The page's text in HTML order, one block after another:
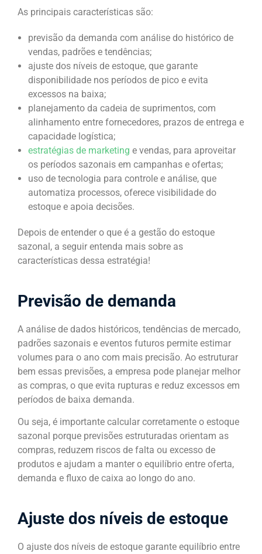
As principais características são:
previsão da demanda com análise do histórico de
vendas, padrões e tendências;
ajuste dos níveis de estoque, que garante
disponibilidade nos períodos de pico e evita
excessos na baixa;
planejamento da cadeia de suprimentos, com
alinhamento entre fornecedores, prazos de entrega e
capacidade logística;
estratégias de marketing e vendas, para aproveitar
os períodos sazonais em campanhas e ofertas;
uso de tecnologia para controle e análise, que
automatiza processos, oferece visibilidade do
estoque e apoia decisões.
Depois de entender o que é a gestão do estoque
sazonal, a seguir entenda mais sobre as
características dessa estratégia!
Previsão de demanda
A análise de dados históricos, tendências de mercado,
padrões sazonais e eventos futuros permite estimar
volumes para o ano com mais precisão. Ao estruturar
bem essas previsões, a empresa pode planejar melhor
as compras, o que evita rupturas e reduz excessos em
períodos de baixa demanda.
Ou seja, é importante calcular corretamente o estoque
sazonal porque previsões estruturadas orientam as
compras, reduzem riscos de falta ou excesso de
produtos e ajudam a manter o equilíbrio entre oferta,
demanda e fluxo de caixa ao longo do ano.
Ajuste dos níveis de estoque
O ajuste dos níveis de estoque garante equilíbrio entre